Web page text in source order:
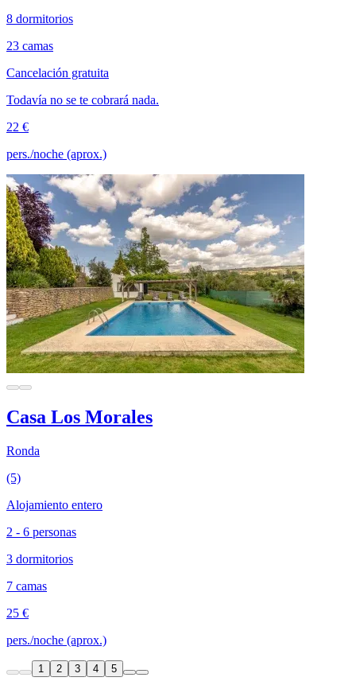
8 dormitorios
23 camas
Cancelación gratuita
Todavía no se te cobrará nada.
22 €
pers./noche (aprox.)
Casa Los Morales
Ronda
(5)
Alojamiento entero
2 - 6 personas
3 dormitorios
7 camas
25 €
pers./noche (aprox.)
1 2 3 4 5